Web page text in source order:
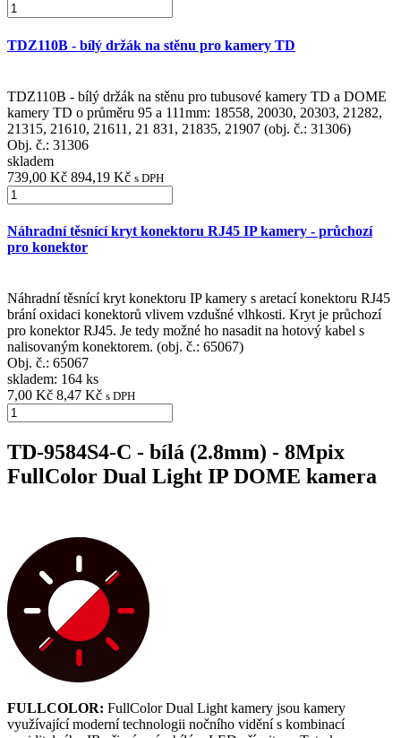
TDZ110B - bílý držák na stěnu pro kamery TD
TDZ110B - bílý držák na stěnu pro tubusové kamery TD a DOME
kamery TD o průměru 95 a 111mm: 18558, 20030, 20303, 21282,
21315, 21610, 21611, 21 831, 21835, 21907 (obj. č.: 31306)
Obj. č.: 31306
skladem
739,00 Kč 894,19 Kč s DPH
Náhradní těsnící kryt konektoru RJ45 IP kamery - průchozí
pro konektor
Náhradní těsnící kryt konektoru IP kamery s aretací konektoru RJ45
brání oxidaci konektorů vlivem vzdušné vlhkosti. Kryt je průchozí
pro konektor RJ45. Je tedy možné ho nasadit na hotový kabel s
nalisovaným konektorem. (obj. č.: 65067)
Obj. č.: 65067
skladem: 164 ks
7,00 Kč 8,47 Kč s DPH
TD-9584S4-C - bílá (2.8mm) - 8Mpix
FullColor Dual Light IP DOME kamera
FULLCOLOR: FullColor Dual Light kamery jsou kamery
využívající moderní technologii nočního vidění s kombinací